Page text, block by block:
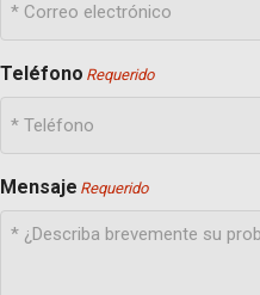
Teléfono Requerido
Mensaje Requerido